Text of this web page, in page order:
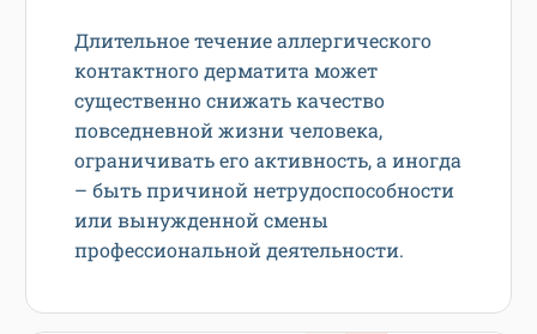
Длительное течение аллергического
контактного дерматита может
существенно снижать качество
повседневной жизни человека,
ограничивать его активность, а иногда
– быть причиной нетрудоспособности
или вынужденной смены
профессиональной деятельности.